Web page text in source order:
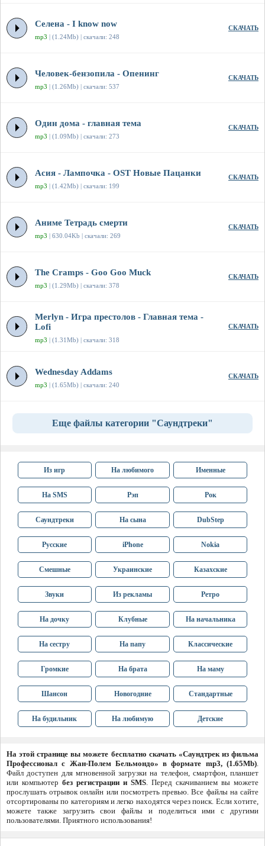
Селена - I know now
mp3 | (1.24Mb) | скачали: 248
СКАЧАТЬ
Человек-бензопила - Опенинг
mp3 | (1.26Mb) | скачали: 537
СКАЧАТЬ
Один дома - главная тема
mp3 | (1.09Mb) | скачали: 273
СКАЧАТЬ
Асия - Лампочка - OST Новые Пацанки
mp3 | (1.42Mb) | скачали: 199
СКАЧАТЬ
Аниме Тетрадь смерти
mp3 | 630.04Kb | скачали: 269
СКАЧАТЬ
The Cramps - Goo Goo Muck
mp3 | (1.29Mb) | скачали: 378
СКАЧАТЬ
Merlyn - Игра престолов - Главная тема -
Lofi
mp3 | (1.31Mb) | скачали: 318
СКАЧАТЬ
Wednesday Addams
mp3 | (1.65Mb) | скачали: 240
СКАЧАТЬ
Еще файлы категории "Саундтреки"
Из игр На любимого Именные
На SMS Рэп Рок
Саундтреки На сына DubStep
Русские iPhone Nokia
Смешные Украинские Казахские
Звуки Из рекламы Ретро
На дочку Клубные На начальника
На сестру На папу Классические
Громкие На брата На маму
Шансон Новогодние Стандартные
На будильник На любимую Детские
На этой странице вы можете бесплатно скачать «Саундтрек из фильма
Профессионал с Жан-Полем Бельмондо» в формате mp3, (1.65Mb).
Файл доступен для мгновенной загрузки на телефон, смартфон, планшет
или компьютер без регистрации и SMS. Перед скачиванием вы можете
прослушать отрывок онлайн или посмотреть превью. Все файлы на сайте
отсортированы по категориям и легко находятся через поиск. Если хотите,
можете также загрузить свои файлы и поделиться ими с другими
пользователями. Приятного использования!